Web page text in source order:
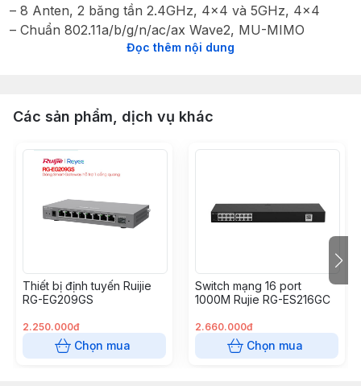
– 8 Anten, 2 băng tần 2.4GHz, 4×4 và 5GHz, 4×4
– Chuẩn 802.11a/b/g/n/ac/ax Wave2, MU-MIMO
– Công nghệ Wifi 6 tốc độ nhanh hơn 150% so với Wifi
nối
camera wifi
– Trang bị 4 bộ khếch đại tín hiệu (FEM) hiệu suất cao
– Khả năng chịu tải up to 192 thiết bị
– 1 cổng 1G WAN, 4 cổng 1000M LAN
– Đã bao gồm nguồn DC 12V 1.5A
– Xpress Mode tự động tối ưu chống nhiễu.
– Xuất xứ: Trung Quốc.
– Bảo hành: 3 năm.
Đọc thêm nội dung
Các sản phẩm, dịch vụ khác
Thiết bị định tuyến Ruijie
RG-EG209GS
2.250.000đ
Chọn mua
Switch mạng 16 port
1000M Rujie RG-ES216GC
2.660.000đ
Chọn mua